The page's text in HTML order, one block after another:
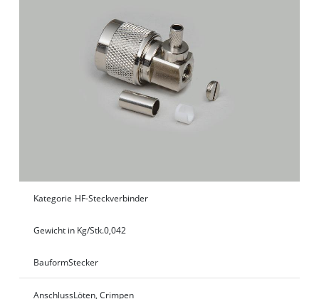
Kategorie HF-Steckverbinder
Gewicht in Kg/Stk.0,042
BauformStecker
AnschlussLöten, Crimpen